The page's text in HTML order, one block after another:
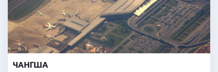
ЧАНГША